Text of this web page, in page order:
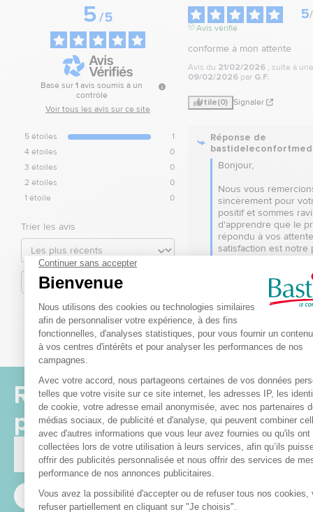
5/5
Basé sur 1 avis soumis à un
contrôle
Voir tous les avis sur ce site
5 étoiles
1
4 étoiles
0
3 étoiles
0
2 étoiles
0
1 étoile 0
Trier les avis
5/
Avis vérifié
conforme à mon attente
Avis du 21/02/2026 , suite à
09/02/2026 par G.F.
Utile(0) Signaler
Réponse de
Bonjour,
Nous vous
sincèrement pour
positif et sommes
d'apprendre que le
répondu à vos
satisfaction est notre
Cordialement.
L’équipe
Recevez nos offres et
promotions
Envoyer